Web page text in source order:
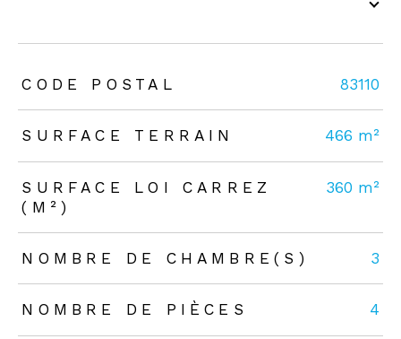
TRAD_ZEPHYR_Caracteristique TRAD_ZEPHYR_Valeurs
CODE POSTAL 83110
SURFACE TERRAIN 466 m²
SURFACE LOI CARREZ
(M²)
360 m²
NOMBRE DE CHAMBRE(S) 3
NOMBRE DE PIÈCES 4